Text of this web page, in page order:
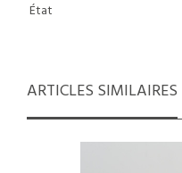
État
ARTICLES SIMILAIRES